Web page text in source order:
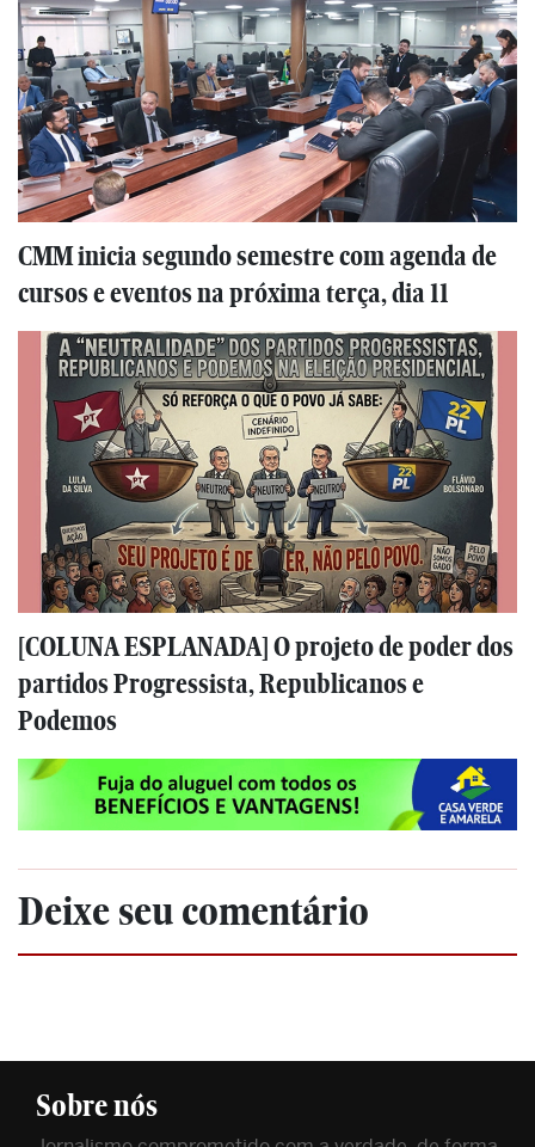
CMM inicia segundo semestre com agenda de
cursos e eventos na próxima terça, dia 11
[COLUNA ESPLANADA] O projeto de poder dos
partidos Progressista, Republicanos e
Podemos
Deixe seu comentário
Sobre nós